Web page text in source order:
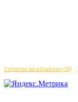
Согласие на обработку ПД